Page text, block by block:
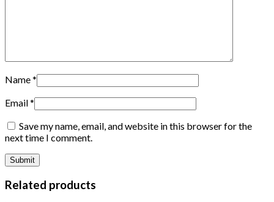
Name*
Email*
Save my name, email, and website in this browser for the
next time I comment.
Related products